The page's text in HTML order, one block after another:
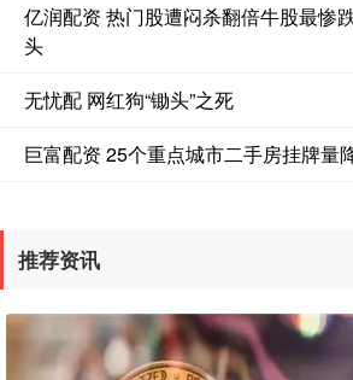
亿润配资 热门股遭闷杀翻倍牛股最惨
头
无忧配 网红狗“锄头”之死
巨富配资 25个重点城市二手房挂牌量
推荐资讯